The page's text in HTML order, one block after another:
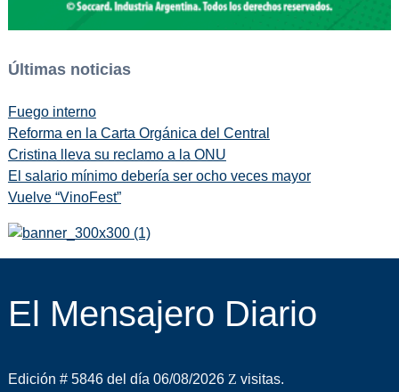
Últimas noticias
Fuego interno
Reforma en la Carta Orgánica del Central
Cristina lleva su reclamo a la ONU
El salario mínimo debería ser ocho veces mayor
Vuelve “VinoFest”
El Mensajero Diario
Edición # 5846 del día 06/08/2026 visitas.